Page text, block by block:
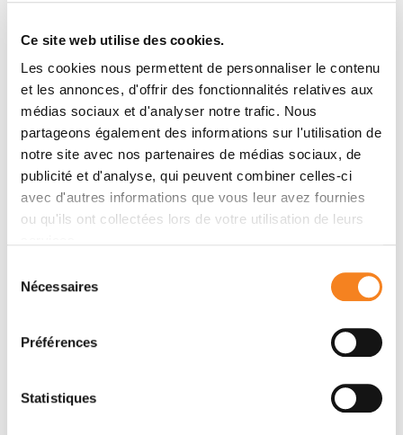
Ce site web utilise des cookies.
Les cookies nous permettent de personnaliser le contenu
et les annonces, d'offrir des fonctionnalités relatives aux
médias sociaux et d'analyser notre trafic. Nous
partageons également des informations sur l'utilisation de
notre site avec nos partenaires de médias sociaux, de
publicité et d'analyse, qui peuvent combiner celles-ci
avec d'autres informations que vous leur avez fournies
ou qu'ils ont collectées lors de votre utilisation de leurs
Nécessaires
Préférences
Statistiques
Members
FARGE
NGOC MINH